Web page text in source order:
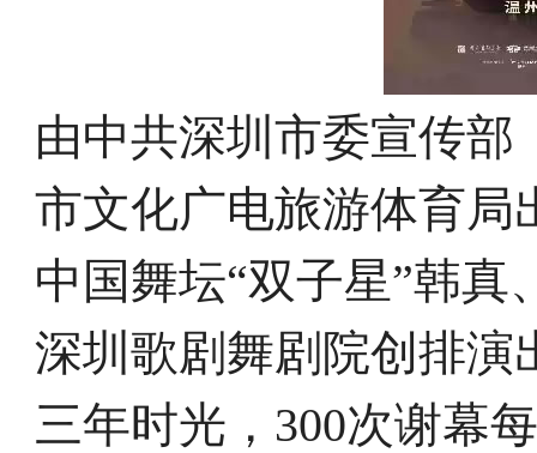
由中共深圳市委宣传部
市文化广电旅游体育局
中国舞坛“双子星”韩真
深圳歌剧舞剧院创排演
三年时光，300次谢幕